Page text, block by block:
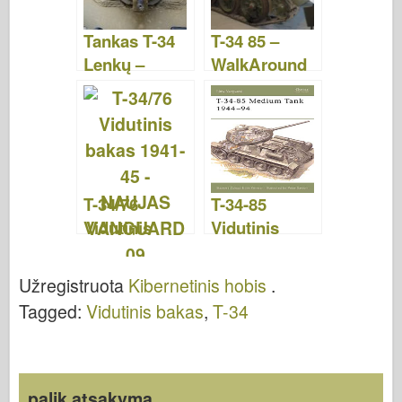
n
Tankas T-34
Lenkų –
WalkAround
T-34 85 –
WalkAround
T-34/76
Vidutinis
bakas 1941-
45 – NAUJAS
VANGUARD
09
T-34-85
Vidutinis
1994 m. –
NAUJAS
VANGUARD
Užregistruota Kibernetinis hobis .
Tagged: Vidutinis bakas, T-34